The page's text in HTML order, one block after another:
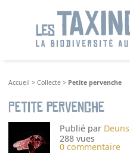
Accueil >Collecte > Petite pervenche
Petite pervenche
Publié par Deuns
288 vues
0 commentaire